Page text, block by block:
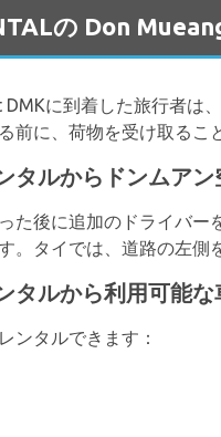
の Don
に到着した旅行者は
前に、荷物を受け取るこ
タルからドンムア
た後に追加のドライバ
。タイでは、道路の左側
タルから利用可能
ンタルできます：